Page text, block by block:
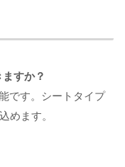
すか？
です。シートタイプ
めます。